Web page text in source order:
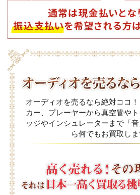
オーディオを売るなら絶対ココ
カー、プレーヤーから真空管や
ッジやインシュレーターまで「
ら何でもお買取しま